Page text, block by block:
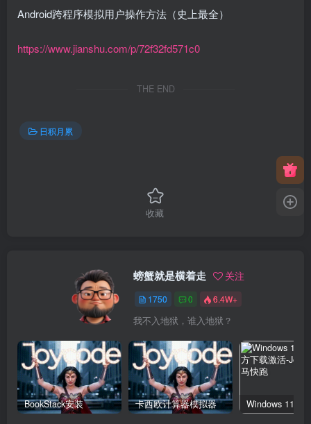
Android跨程序模拟用户操作方法（史上最全）
https://www.jianshu.com/p/72f32fd571c0
THE END
日积月累
收藏
螃蟹就是横着走 关注
1750 0 6.4W+
我不入地狱，谁入地狱？
BookStack安装 卡西欧计算器模拟器